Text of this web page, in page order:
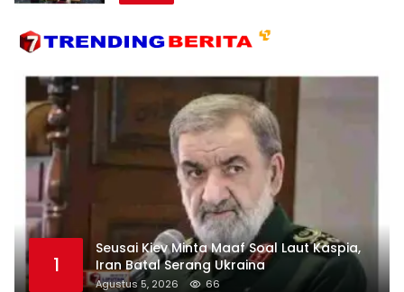
1
Seusai Kiev Minta Maaf Soal Laut Kaspia,
Iran Batal Serang Ukraina
Agustus 5, 2026 66